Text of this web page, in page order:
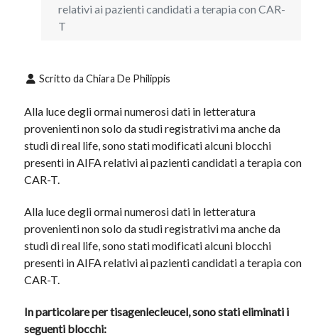
relativi ai pazienti candidati a terapia con CAR-
T
Scritto da Chiara De Philippis
Alla luce degli ormai numerosi dati in letteratura
provenienti non solo da studi registrativi ma anche da
studi di real life, sono stati modificati alcuni blocchi
presenti in AIFA relativi ai pazienti candidati a terapia con
CAR-T.
Alla luce degli ormai numerosi dati in letteratura
provenienti non solo da studi registrativi ma anche da
studi di real life, sono stati modificati alcuni blocchi
presenti in AIFA relativi ai pazienti candidati a terapia con
CAR-T.
In particolare per tisagenlecleucel, sono stati eliminati i
seguenti blocchi: